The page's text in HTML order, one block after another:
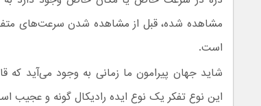
مشاهده شده، قبل از مشاهده شدن سرعت‌های
است.
شاید جهان پیرامون ما زمانی به وجود می‌آید که
این نوع تفکر یک نوع ایده رادیکال گونه و عجیب